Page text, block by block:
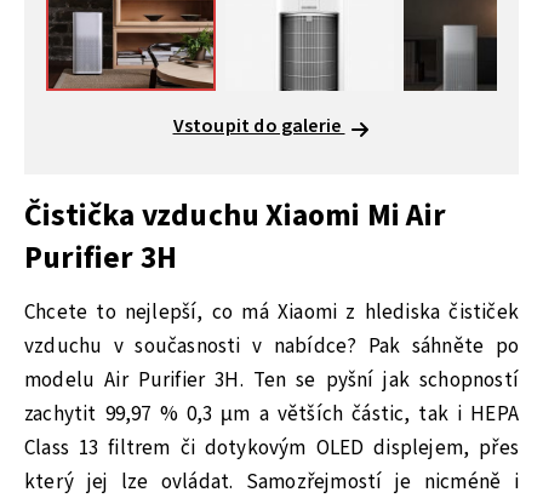
Vstoupit do galerie
Čistička vzduchu Xiaomi Mi Air
Purifier 3H
Chcete to nejlepší, co má Xiaomi z hlediska čističek
vzduchu v současnosti v nabídce? Pak sáhněte po
modelu Air Purifier 3H. Ten se pyšní jak schopností
zachytit 99,97 % 0,3 µm a větších částic, tak i HEPA
Class 13 filtrem či dotykovým OLED displejem, přes
který jej lze ovládat. Samozřejmostí je nicméně i